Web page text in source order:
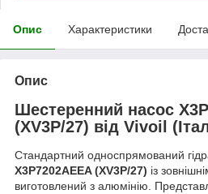
Опис Характеристики
Опис
Шестеренний насос
(XV3P/27) від Vivoil
Стандартний односпрямований
X3P7202AEEA (XV3P/27) із
виготовлений з алюмінію.